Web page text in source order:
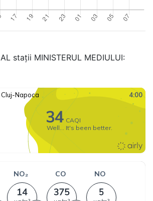
stații MINISTERUL MEDIULUI: